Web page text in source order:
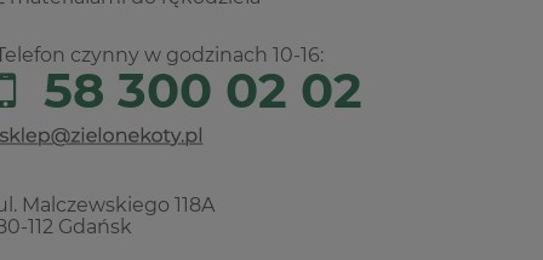
czynny w godzinach 10-16:
58 300 02 02
Malczewskiego 118A
112 Gdańsk